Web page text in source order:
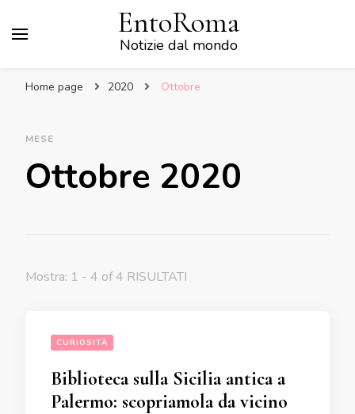
EntoRoma
Notizie dal mondo
Home page 2020 Ottobre
MESE
Ottobre 2020
Mostra: 1 - 4 of 4 RISULTATI
CURIOSITÀ
Biblioteca sulla Sicilia antica a
Palermo: scopriamola da vicino